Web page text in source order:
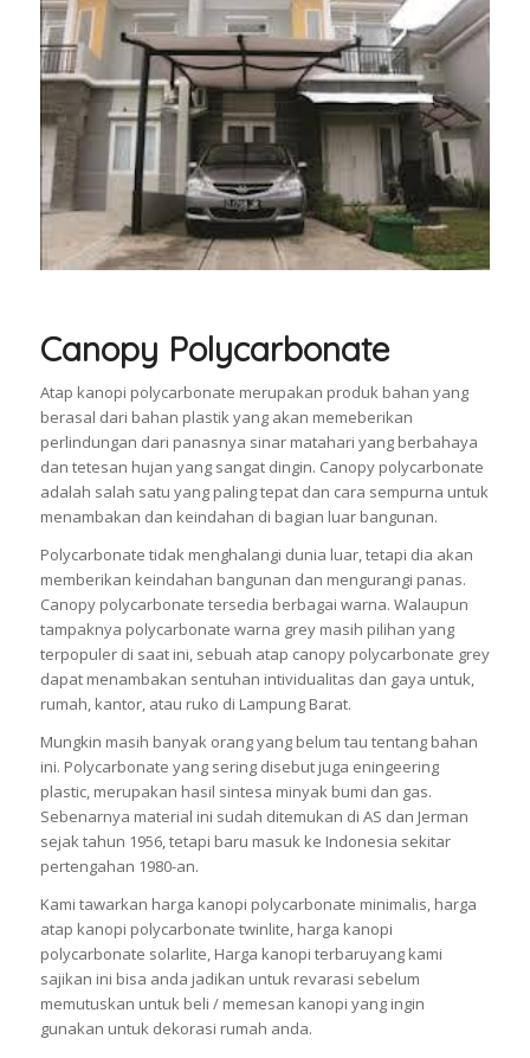
Canopy Polycarbonate
Atap kanopi polycarbonate merupakan produk bahan yang
berasal dari bahan plastik yang akan memeberikan
perlindungan dari panasnya sinar matahari yang berbahaya
dan tetesan hujan yang sangat dingin. Canopy polycarbonate
adalah salah satu yang paling tepat dan cara sempurna untuk
menambakan dan keindahan di bagian luar bangunan.
Polycarbonate tidak menghalangi dunia luar, tetapi dia akan
memberikan keindahan bangunan dan mengurangi panas.
Canopy polycarbonate tersedia berbagai warna. Walaupun
tampaknya polycarbonate warna grey masih pilihan yang
terpopuler di saat ini, sebuah atap canopy polycarbonate grey
dapat menambakan sentuhan intividualitas dan gaya untuk,
rumah, kantor, atau ruko di Lampung Barat.
Mungkin masih banyak orang yang belum tau tentang bahan
ini. Polycarbonate yang sering disebut juga eningeering
plastic, merupakan hasil sintesa minyak bumi dan gas.
Sebenarnya material ini sudah ditemukan di AS dan Jerman
sejak tahun 1956, tetapi baru masuk ke Indonesia sekitar
pertengahan 1980-an.
Kami tawarkan harga kanopi polycarbonate minimalis, harga
atap kanopi polycarbonate twinlite, harga kanopi
polycarbonate solarlite, Harga kanopi terbaruyang kami
sajikan ini bisa anda jadikan untuk revarasi sebelum
memutuskan untuk beli / memesan kanopi yang ingin
gunakan untuk dekorasi rumah anda.